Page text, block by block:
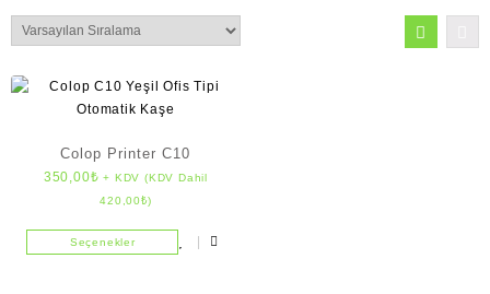
Colop Printer C10
350,00₺ + KDV (KDV Dahil
420,00₺)
Seçenekler